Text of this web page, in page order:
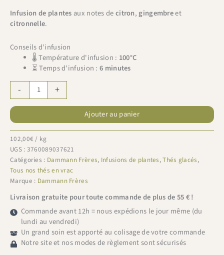
Infusion de plantesaux notes decitron,gingembreet
citronnelle.
Conseils d'infusion
🌡 Température d'infusion : 100°C
⏳ Temps d'infusion :6 minutes
-
de
Dammann
Frères
Tisane
Fidji
50g
+
Ajouter au panier
102,00€ / kg
UGS : 3760089037621
Catégories : Dammann Frères, Infusions de plantes,Thés glacés,
Tous nos thés en vrac
Marque : Dammann Frères
Livraison gratuite pour toute commande de plus de 55 € !
Commande avant 12h = nous expédions le jour même (du
lundi au vendredi)
Un grand soin est apporté au colisage de votre commande
Notre site et nos modes de règlement sont sécurisés